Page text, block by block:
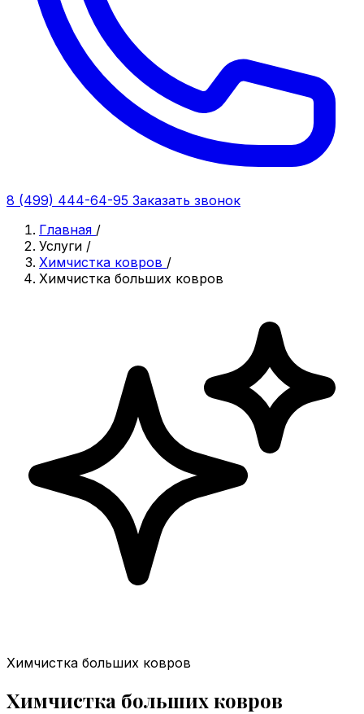
8 (499) 444-64-95 Заказать звонок
Главная /
Услуги /
Химчистка ковров /
Химчистка больших ковров
Химчистка больших ковров
Химчистка больших ковров